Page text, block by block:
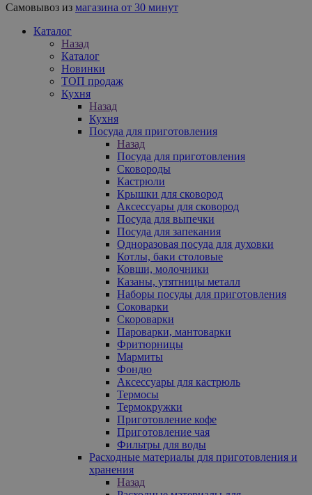
Самовывоз из магазина от 30 минут
Каталог
Назад
Каталог
Новинки
ТОП продаж
Кухня
Назад
Кухня
Посуда для приготовления
Назад
Посуда для приготовления
Сковороды
Кастрюли
Крышки для сковород
Аксессуары для сковород
Посуда для выпечки
Посуда для запекания
Одноразовая посуда для духовки
Котлы, баки столовые
Ковши, молочники
Казаны, утятницы металл
Наборы посуды для приготовления
Соковарки
Скороварки
Пароварки, мантоварки
Фритюрницы
Мармиты
Фондю
Аксессуары для кастрюль
Термосы
Термокружки
Приготовление кофе
Приготовление чая
Фильтры для воды
Расходные материалы для приготовления и
хранения
Назад